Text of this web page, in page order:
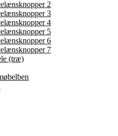
2
3
4
5
6
7
(træ)